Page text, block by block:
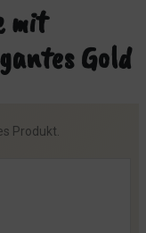
mit
Gold
Produkt.